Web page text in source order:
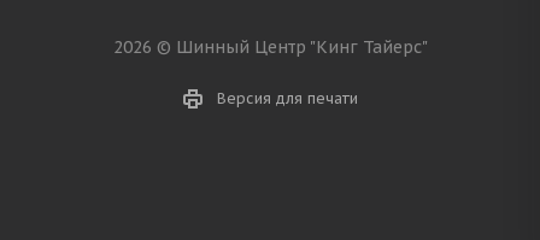
2026 © Шинный Центр "Кинг Тайерс"
Версия для печати